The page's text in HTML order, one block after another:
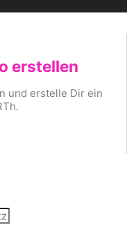
erstellen
und erstelle Dir ein